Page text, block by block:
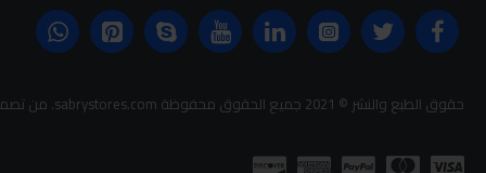
حقوق الطبع والنشر © 2021 جميع الحقوق محفوظة sabrystores.com. من تصميم-